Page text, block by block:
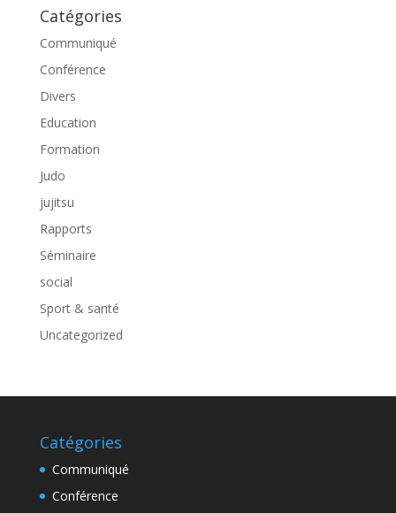
Catégories
Communiqué
Conférence
Divers
Education
Formation
Judo
jujitsu
Rapports
Séminaire
social
Sport & santé
Uncategorized
Catégories
Communiqué
Conférence